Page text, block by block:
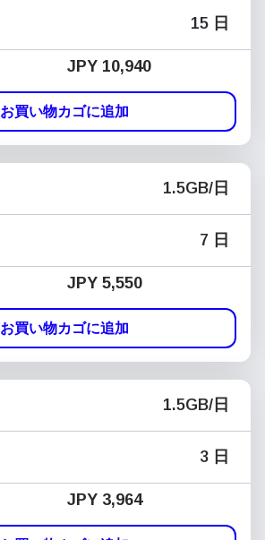
15 日
JPY 10,940
お買い物カゴに追加
1.5GB/日
7 日
JPY 5,550
お買い物カゴに追加
1.5GB/日
3 日
JPY 3,964